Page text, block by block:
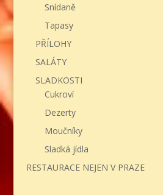
Snídaně
Tapasy
PŘÍLOHY
SALÁTY
SLADKOSTI
Cukroví
Dezerty
Moučníky
Sladká jídla
RESTAURACE NEJEN V PRAZE